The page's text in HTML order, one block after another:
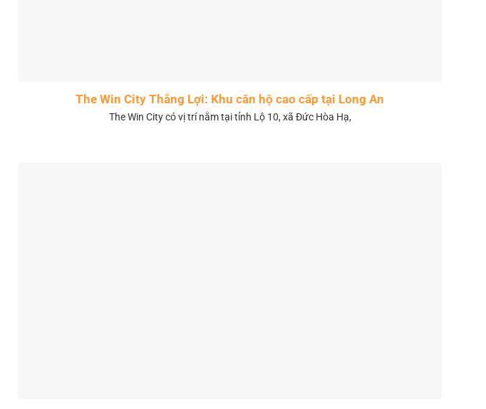
The Win City Thắng Lợi: Khu căn hộ cao cấp tại Long An
The Win City có vị trí nằm tại tỉnh Lộ 10, xã Đức Hòa Hạ,